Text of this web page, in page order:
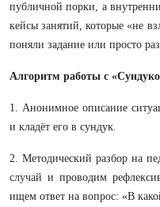
публичной порки, а
кейсы занятий, которые «не
поняли задание или просто
Алгоритм работы с
1. Анонимное описание
и кладёт его в сундук.
2. Методический разбор на
случай и проводим
ищем ответ на вопрос: «В